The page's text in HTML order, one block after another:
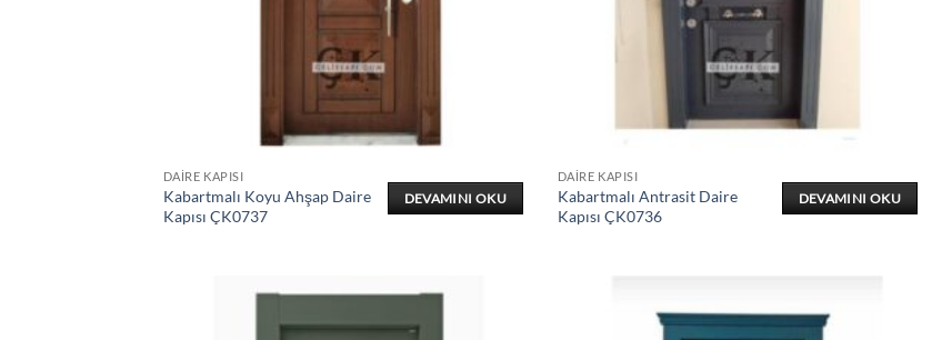
DAIRE KAPISI
Kabartmalı Koyu Ahşap Daire
Kapısı ÇK0737
DEVAMINI OKU
DAIRE KAPISI
Kabartmalı Antrasit Daire
Kapısı ÇK0736
DEVAMINI OKU